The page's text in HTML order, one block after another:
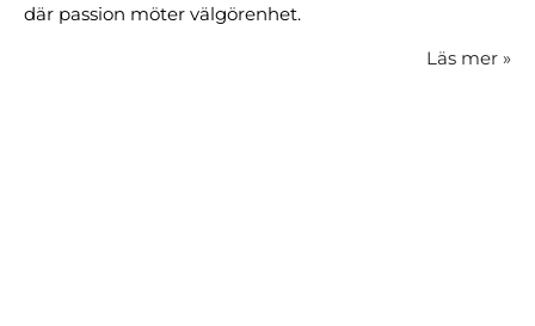
där passion möter välgörenhet.
Läs mer »